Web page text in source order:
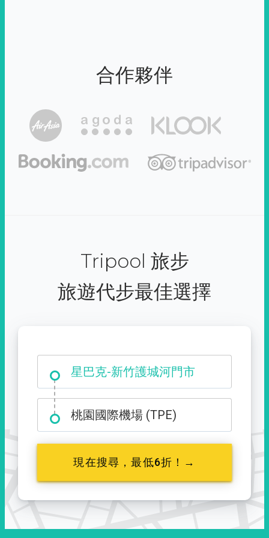
合作夥伴
Tripool 旅步
旅遊代步最佳選擇
星巴克-新竹護城河門市
大霸尖山登山口
桃園國際機場 (TPE)
現在搜尋，最低6折！→